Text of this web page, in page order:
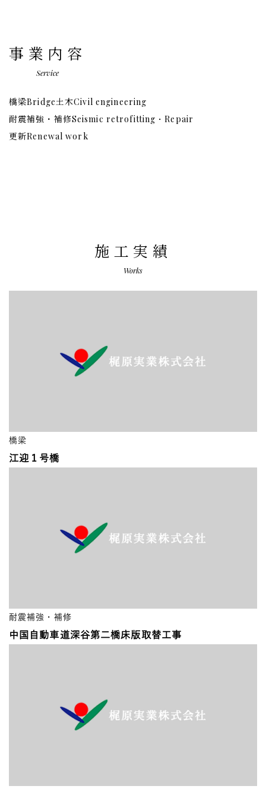
事業内容
Service
橋梁Bridge土木Civil engineering
耐震補強・補修Seismic retrofitting・Repair
更新Renewal work
施工実績
Works
橋梁
江迎１号橋
耐震補強・補修
中国自動車道深谷第二橋床版取替工事